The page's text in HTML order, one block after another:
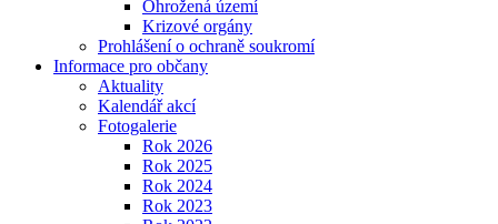
Ohrožená území
Krizové orgány
Prohlášení o ochraně soukromí
Informace pro občany
Aktuality
Kalendář akcí
Fotogalerie
Rok 2026
Rok 2025
Rok 2024
Rok 2023